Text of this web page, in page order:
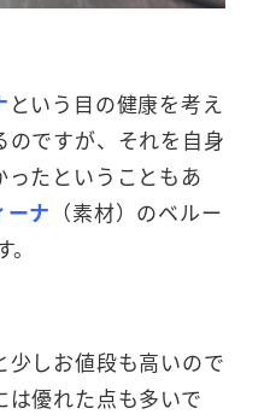
という目の健康を考え
ですが、それを自身
たということもあ
ーナ （素材）のベルー
しお値段も高いので
優れた点も多いで